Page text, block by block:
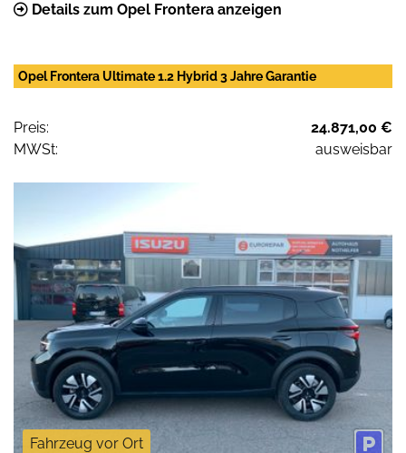
Details zum Opel Frontera anzeigen
Opel Frontera Ultimate 1.2 Hybrid 3 Jahre Garantie
Preis:
24.871,00 €
MWSt:
ausweisbar
Fahrzeug vor Ort